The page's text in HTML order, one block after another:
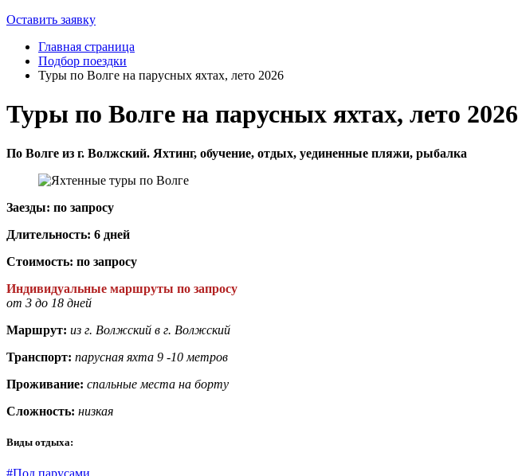
Оставить заявку
Главная страница
Подбор поездки
Туры по Волге на парусных яхтах, лето 2026
Туры по Волге на парусных яхтах, лето 2026
По Волге из г. Волжский. Яхтинг, обучение, отдых, уединенные пляжи, рыбалка
Заезды: по запросу
Длительность: 6 дней
Стоимость: по запросу
Индивидуальные маршруты по запросу
от 3 до 18 дней
Маршрут: из г. Волжский в г. Волжский
Транспорт: парусная яхта 9 -10 метров
Проживание: спальные места на борту
Сложность: низкая
Виды отдыха: